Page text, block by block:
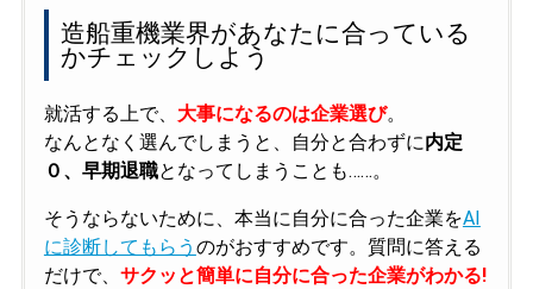
造船重機業界があなたに合っている
かチェックしよう
就活する上で、 大事になるのは企業選び。
なんとなく選んでしまうと、自分と合わずに内定
０、早期退職となってしまうことも……。
そうならないために、本当に自分に合った企業をAI
に診断してもらう のがおすすめです。質問に答える
だけで、 サクッと簡単に自分に合った企業がわかる!